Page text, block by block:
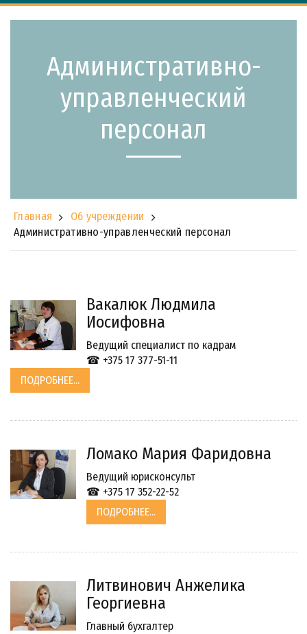
Административно-
управленческий
персонал
Главная
Об учреждении
Административно-управленческий персонал
Вакалюк Людмила
Иосифовна
Ведущий специалист по кадрам
☎ +375 17 377-51-11
ПОДРОБНЕЕ...
Ломако Мария Фаридовна
Ведущий юрисконсульт
☎ +375 17 352-22-52
ПОДРОБНЕЕ...
Литвинович Анжелика
Георгиевна
Главный бухгалтер